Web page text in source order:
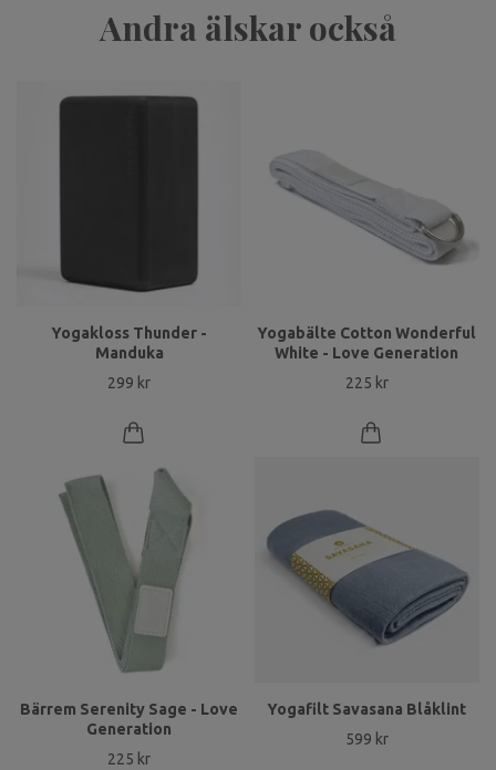
Andra älskar också
Yogakloss Thunder -
Manduka
299 kr
Yogabälte Cotton Wonderful
White - Love Generation
225 kr
Bärrem Serenity Sage - Love
Generation
225 kr
Yogafilt Savasana Blåklint
599 kr